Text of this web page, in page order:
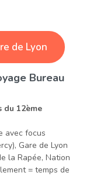
de Lyon
Bureau
du 12ème
avec focus
Gare de Lyon
la Rapée, Nation
= temps de